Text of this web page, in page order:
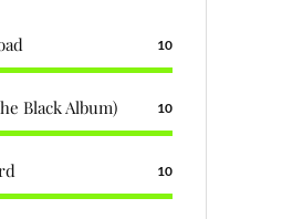
10
Black Album) 10
10